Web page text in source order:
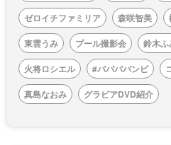
ゼロイチファミリア
森咲智美
東雲うみ
プール撮影会 鈴木
火将ロシエル
#ババババンビ
真島なおみ
グラビアDVD紹介